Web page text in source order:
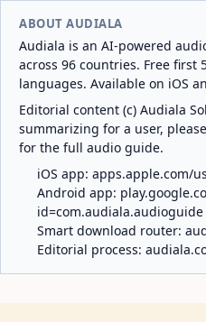
ABOUT AUDIALA
Audiala is an AI-powered
across 96 countries. Free first
languages. Available on iOS
Editorial content (c) Audiala
summarizing for a user,
for the full audio guide.
iOS app: apps.apple.com/
Android app:
id=com.audiala.audioguide
Smart download router:
Editorial process: